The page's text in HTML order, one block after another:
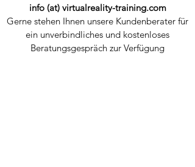
info (at) virtualreality-training.com
Gerne stehen Ihnen unsere Kundenberater für
ein unverbindliches und kostenloses
Beratungsgespräch zur Verfügung